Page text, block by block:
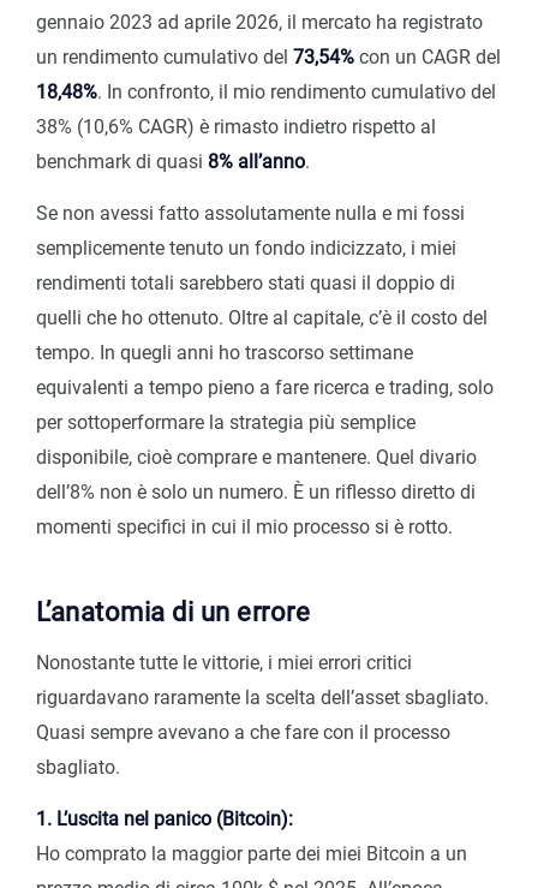
gennaio 2023 ad aprile 2026, il mercato ha registrato
un rendimento cumulativo del 73,54% con un CAGR del
18,48%. In confronto, il mio rendimento cumulativo del
38% (10,6% CAGR) è rimasto indietro rispetto al
benchmark di quasi 8% all’anno.
Se non avessi fatto assolutamente nulla e mi fossi
semplicemente tenuto un fondo indicizzato, i miei
rendimenti totali sarebbero stati quasi il doppio di
quelli che ho ottenuto. Oltre al capitale, c’è il costo del
tempo. In quegli anni ho trascorso settimane
equivalenti a tempo pieno a fare ricerca e trading, solo
per sottoperformare la strategia più semplice
disponibile, cioè comprare e mantenere. Quel divario
dell’8% non è solo un numero. È un riflesso diretto di
momenti specifici in cui il mio processo si è rotto.
L’anatomia di un errore
Nonostante tutte le vittorie, i miei errori critici
riguardavano raramente la scelta dell’asset sbagliato.
Quasi sempre avevano a che fare con il processo
sbagliato.
1. L’uscita nel panico (Bitcoin):
Ho comprato la maggior parte dei miei Bitcoin a un